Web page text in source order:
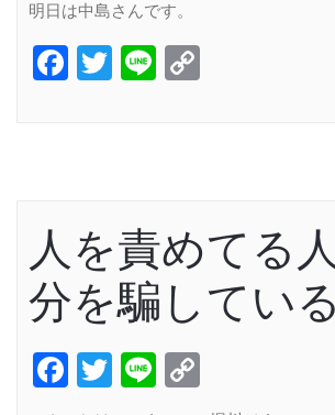
明日は中島さんです。
Facebook
Twitter
Line
人を責めてる
分を騙してい
Facebook
Twitter
Line